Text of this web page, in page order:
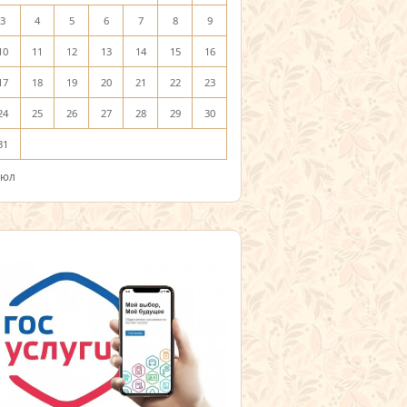
3 4 5 6 7 8 9
11 12 13 14 15 16
18 19 20 21 22 23
25 26 27 28 29 30